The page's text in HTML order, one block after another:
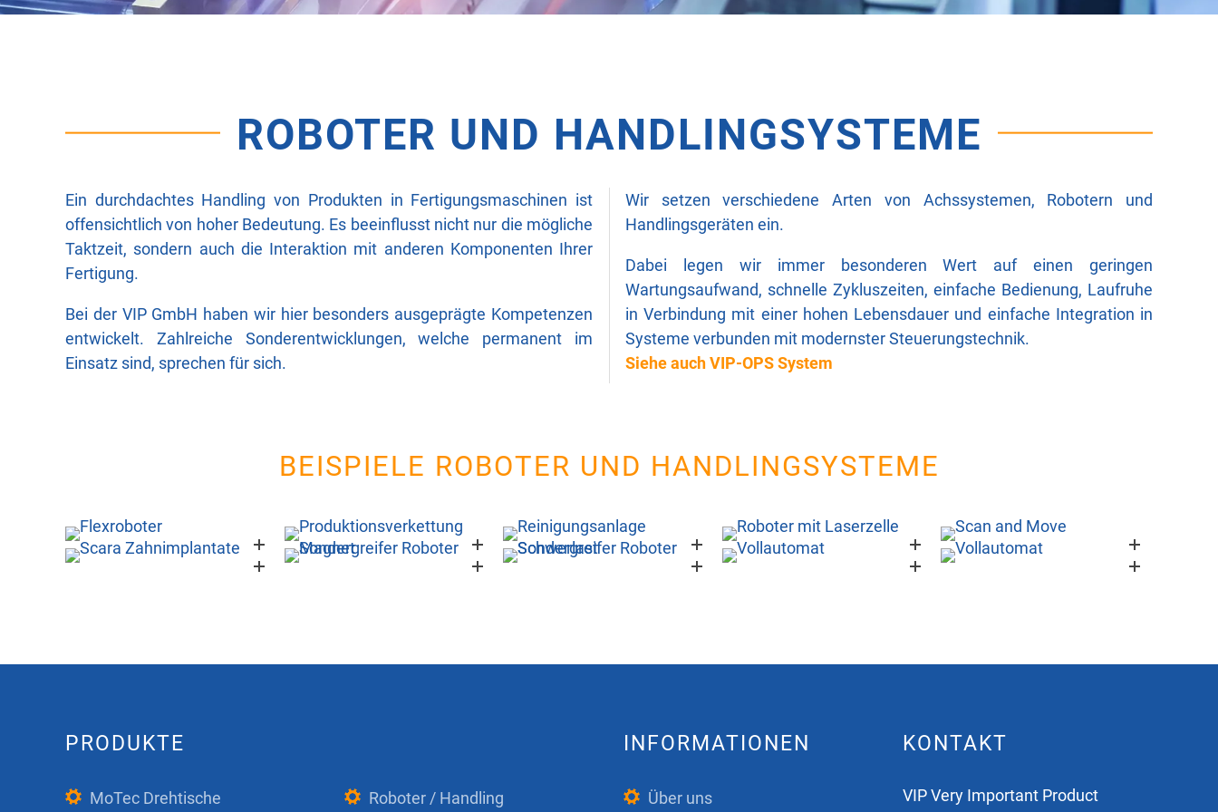
ROBOTER UND HANDLINGSYSTEME
Ein durchdachtes Handling von Produkten in Fertigungsmaschinen ist
offensichtlich von hoher Bedeutung. Es beeinflusst nicht nur die mögliche
Taktzeit, sondern auch die Interaktion mit anderen Komponenten Ihrer
Fertigung.
Bei der VIP GmbH haben wir hier besonders ausgeprägte Kompetenzen
entwickelt. Zahlreiche Sonderentwicklungen, welche permanent im
Einsatz sind, sprechen für sich.
Wir setzen verschiedene Arten von Achssystemen, Robotern und
Handlingsgeräten ein.
Dabei legen wir immer besonderen Wert auf einen geringen
Wartungsaufwand, schnelle Zykluszeiten, einfache Bedienung, Laufruhe
in Verbindung mit einer hohen Lebensdauer und einfache Integration in
Systeme verbunden mit modernster Steuerungstechnik.
Siehe auch VIP-OPS System
BEISPIELE ROBOTER UND HANDLINGSYSTEME
PRODUKTE
MoTec Drehtische Roboter / Handling
INFORMATIONEN
Über uns
KONTAKT
VIP Very Important Product